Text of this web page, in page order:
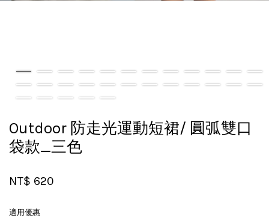
Outdoor 防走光運動短裙/ 圓弧雙口
袋款_三色
NT$ 620
適用優惠